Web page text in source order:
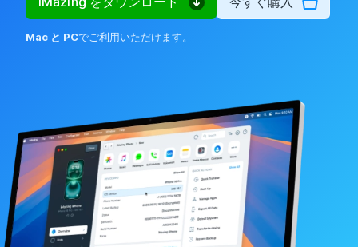
Mac と PCでご利用いただけます。